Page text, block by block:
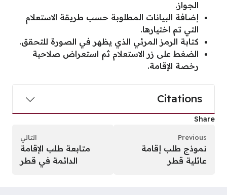
الجواز.
إضافة البيانات المطلوبة حسب طريقة الاستعلام
التي تم اختيارها.
كتابة الرمز المرئي الذي يظهر في الصورة للتحقق.
الضغط على زر الاستعلام ثم استعراض صلاحية
رخصة الإقامة.
Citations
Share
Previous
نموذج طلب إقامة
عائلية قطر
التالي
متابعة طلب الإقامة
الدائمة في قطر